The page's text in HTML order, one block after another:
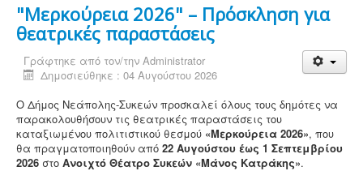
"Μερκούρεια 2026" – Πρόσκληση για
θεατρικές παραστάσεις
Γράφτηκε από τον/την Administrator
Δημοσιεύθηκε : 04 Αυγούστου 2026
Ο Δήμος Νεάπολης-Συκεών προσκαλεί όλους τους δημότες να
παρακολουθήσουν τις θεατρικές παραστάσεις του
καταξιωμένου πολιτιστικού θεσμού «Μερκούρεια 2026», που
θα πραγματοποιηθούν από 22 Αυγούστου έως 1 Σεπτεμβρίου
2026 στο Ανοιχτό Θέατρο Συκεών «Μάνος Κατράκης».